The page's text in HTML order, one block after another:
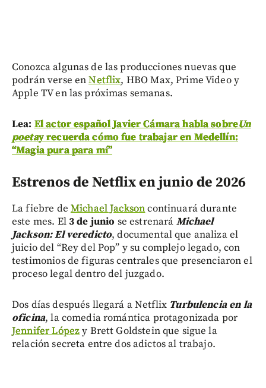
Conozca algunas de las producciones nuevas que
podrán verse enNetflix, HBO Max, Prime Video y
Apple TV en las próximas semanas.
Lea: El actor español Javier Cámara habla sobreUn
poetay recuerda cómo fue trabajar en Medellín:
“Magia pura para mí”
Estrenos de Netflix en junio de 2026
La fiebre de Michael Jacksoncontinuará durante
este mes. El3 de junio se estrenará Michael
Jackson: El veredicto, documental que analiza el
juicio del “Rey del Pop” y su complejo legado, con
testimonios de figuras centrales que presenciaron el
proceso legal dentro del juzgado.
Dos días después llegará a Netflix Turbulencia en la
oficina, la comedia romántica protagonizada por
Jennifer Lópezy Brett Goldstein que sigue la
relación secreta entre dos adictos al trabajo.